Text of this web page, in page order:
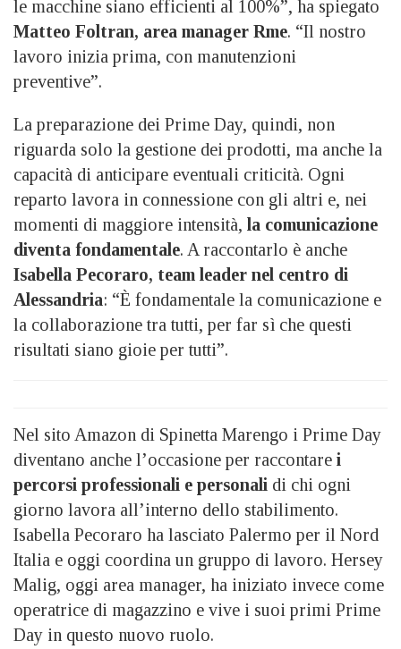
le macchine siano efficienti al 100%”, ha spiegato
Matteo Foltran, area manager Rme. “Il nostro
lavoro inizia prima, con manutenzioni
preventive”.
La preparazione dei Prime Day, quindi, non
riguarda solo la gestione dei prodotti, ma anche la
capacità di anticipare eventuali criticità. Ogni
reparto lavora in connessione con gli altri e, nei
momenti di maggiore intensità, la comunicazione
diventa fondamentale. A raccontarlo è anche
Isabella Pecoraro, team leader nel centro di
Alessandria: “È fondamentale la comunicazione e
la collaborazione tra tutti, per far sì che questi
risultati siano gioie per tutti”.
Nel sito Amazon di Spinetta Marengo i Prime Day
diventano anche l’occasione per raccontare i
percorsi professionali e personali di chi ogni
giorno lavora all’interno dello stabilimento.
Isabella Pecoraro ha lasciato Palermo per il Nord
Italia e oggi coordina un gruppo di lavoro. Hersey
Malig, oggi area manager, ha iniziato invece come
operatrice di magazzino e vive i suoi primi Prime
Day in questo nuovo ruolo.